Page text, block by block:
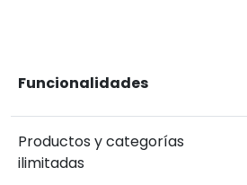
Funcionalidades
Productos y categorías
ilimitadas